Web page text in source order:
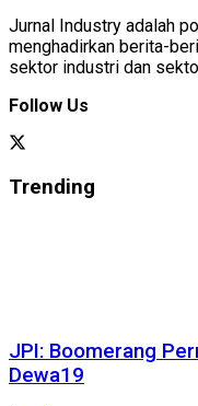
Jurnal Industry adalah
menghadirkan berita-
sektor industri dan
Follow Us
Trending
JPI: Boomerang
Dewa19